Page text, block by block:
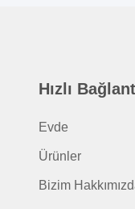
Hızlı
Evde
Ürünler
Bizim